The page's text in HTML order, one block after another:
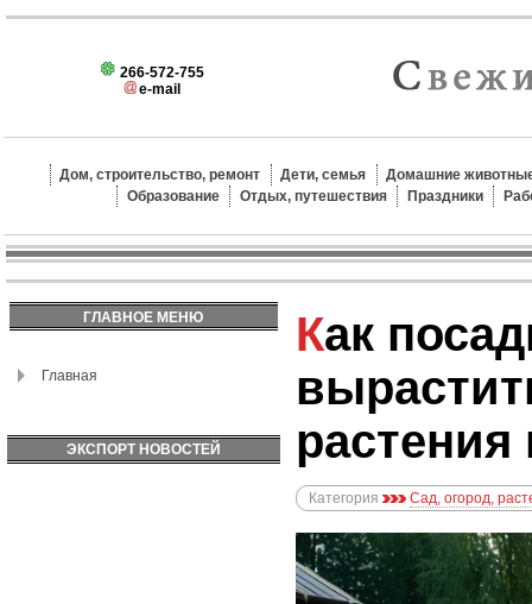
266-572-755
e-mail
Дом, строительство, ремонт Дети, семья
Домашние
Образование
Отдых, путешествия Праздники
ГЛАВНОЕ МЕНЮ
Главная
ЭКСПОРТ НОВОСТЕЙ
Как посадить и
растения
Категория Сад, огород,